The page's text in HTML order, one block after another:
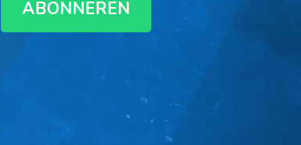
ABONNEREN